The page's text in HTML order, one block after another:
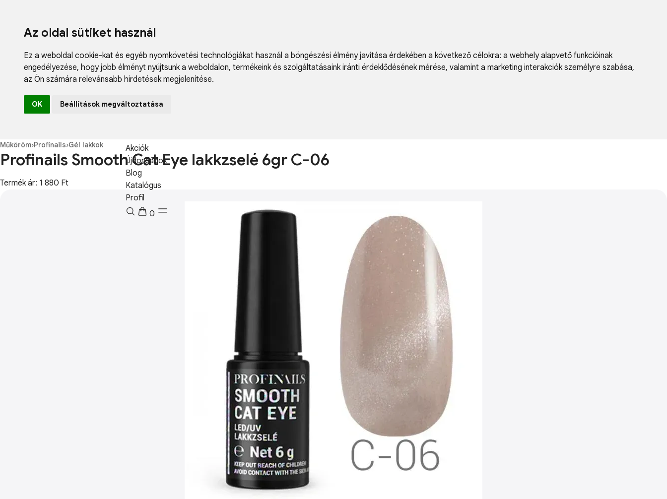
Az oldal sütiket használ
Ez a weboldal cookie-kat és egyéb nyomkövetési technológiákat használ a böngészési élmény javítása érdekében a következő célokra: a webhely alapvető funkcióinak
engedélyezése, hogy jobb élményt nyújtsunk a weboldalon, termékeink és szolgáltatásaink iránti érdeklődésének mérése, valamint a marketing interakciók személyre szabása,
az Ön számára relevánsabb hirdetések megjelenítése.
OK Beállítások megváltoztatása
Fodrászcikk
Akciók
Újdonságok
Blog
Katalógus
Profil
0
Műköröm›Profinails›Gél lakkok
Profinails Smooth Cat Eye lakkzselé 6gr C-06
Termék ár: 1 880 Ft